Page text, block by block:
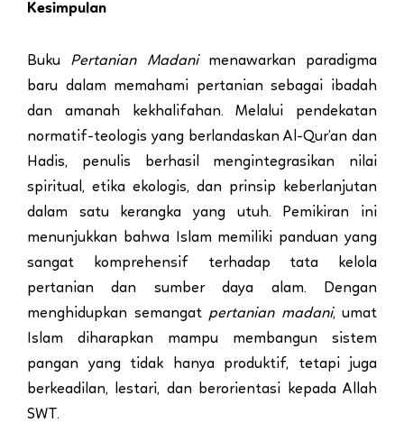
Kesimpulan
Buku Pertanian Madanimenawarkan paradigma
baru dalam memahami pertanian sebagai ibadah
dan amanah kekhalifahan. Melalui pendekatan
normatif-teologis yang berlandaskan Al-Qur’an dan
Hadis, penulis berhasil mengintegrasikan nilai
spiritual, etika ekologis, dan prinsip keberlanjutan
dalam satu kerangka yang utuh. Pemikiran ini
menunjukkan bahwa Islam memiliki panduan yang
sangat komprehensif terhadap tata kelola
pertanian dan sumber daya alam. Dengan
menghidupkan semangat pertanian madani, umat
Islam diharapkan mampu membangun sistem
pangan yang tidak hanya produktif, tetapi juga
berkeadilan, lestari, dan berorientasi kepada Allah
SWT.